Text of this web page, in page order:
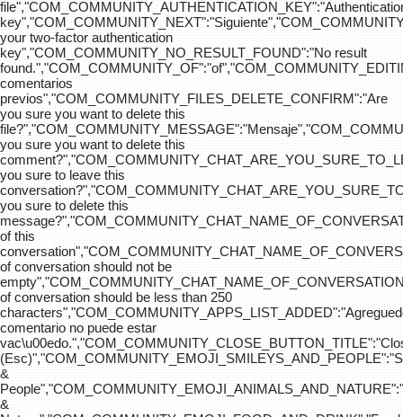
your two-factor authentication
key","COM_COMMUNITY_NO_RESULT_FOUND":"No result
comentarios
previos","COM_COMMUNITY_FILES_DELETE_CONFIRM":"Are
you sure you want to delete this
you sure you want to delete this
you sure to leave this
you sure to delete this
of this
of conversation should not be
of conversation should be less than 250
comentario no puede estar
&
&